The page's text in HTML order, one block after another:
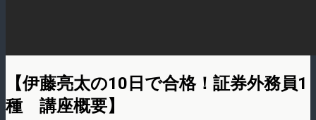
【伊藤亮太の10日で合格！証券外務員1
種 講座概要】